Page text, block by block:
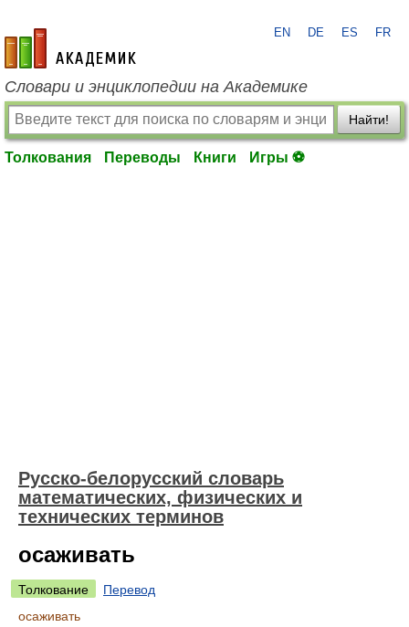
academic.ru
EN DE ES FR
Словари и энциклопедии на Академике
Найти!
Толкования Переводы Книги Игры ⚽
Русско-белорусский словарь
математических, физических и
технических терминов
осаживать
Толкование
Перевод
осаживать